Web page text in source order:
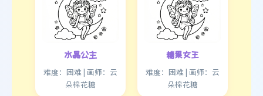
水晶公主
难度：困难 | 画师：云
朵棉花糖
糖果女王
难度：困难 | 画师：云
朵棉花糖